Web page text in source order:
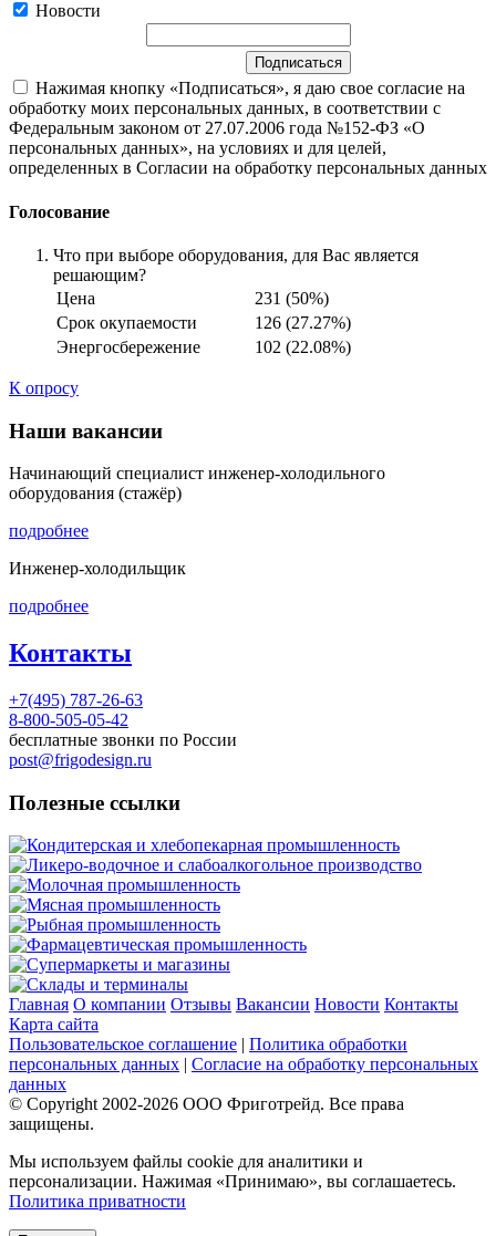
Новости
Нажимая кнопку «Подписаться», я даю свое согласие на
обработку моих персональных данных, в соответствии с
Федеральным законом от 27.07.2006 года №152-ФЗ «О
персональных данных», на условиях и для целей,
определенных в Согласии на обработку персональных данных
Голосование
Что при выборе оборудования, для Вас является
решающим?
Цена
231 (50%)
Срок окупаемости
126 (27.27%)
Энергосбережение
102 (22.08%)
К опросу
Наши вакансии
Начинающий специалист инженер-холодильного
оборудования (стажёр)
подробнее
Инженер-холодильщик
подробнее
Контакты
+7(495) 787-26-63
8-800-505-05-42
бесплатные звонки по России
post@frigodesign.ru
Полезные ссылки
Кондитерская и хлебопекарная промышленность
Ликеро-водочное и слабоалкогольное производство
Молочная промышленность
Мясная промышленность
Рыбная промышленность
Фармацевтическая промышленность
Супермаркеты и магазины
Склады и терминалы
Главная О компании Отзывы Вакансии Новости Контакты
Карта сайта
Пользовательское соглашение
Политика обработки
персональных данных
Согласие на обработку персональных
данных
© Copyright 2002-2026 ООО Фриготрейд. Все права
защищены.
Мы используем файлы cookie для аналитики и
персонализации. Нажимая «Принимаю», вы соглашаетесь.
Политика приватности